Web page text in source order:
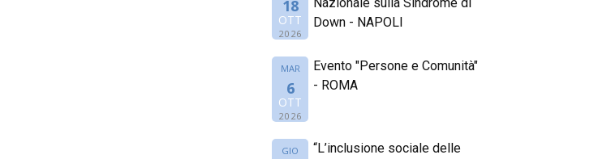
18
OTT
2026
Nazionale sulla Sindrome di
Down - NAPOLI
MAR
6
OTT
2026
Evento "Persone e Comunità"
- ROMA
GIO
“L’inclusione sociale delle